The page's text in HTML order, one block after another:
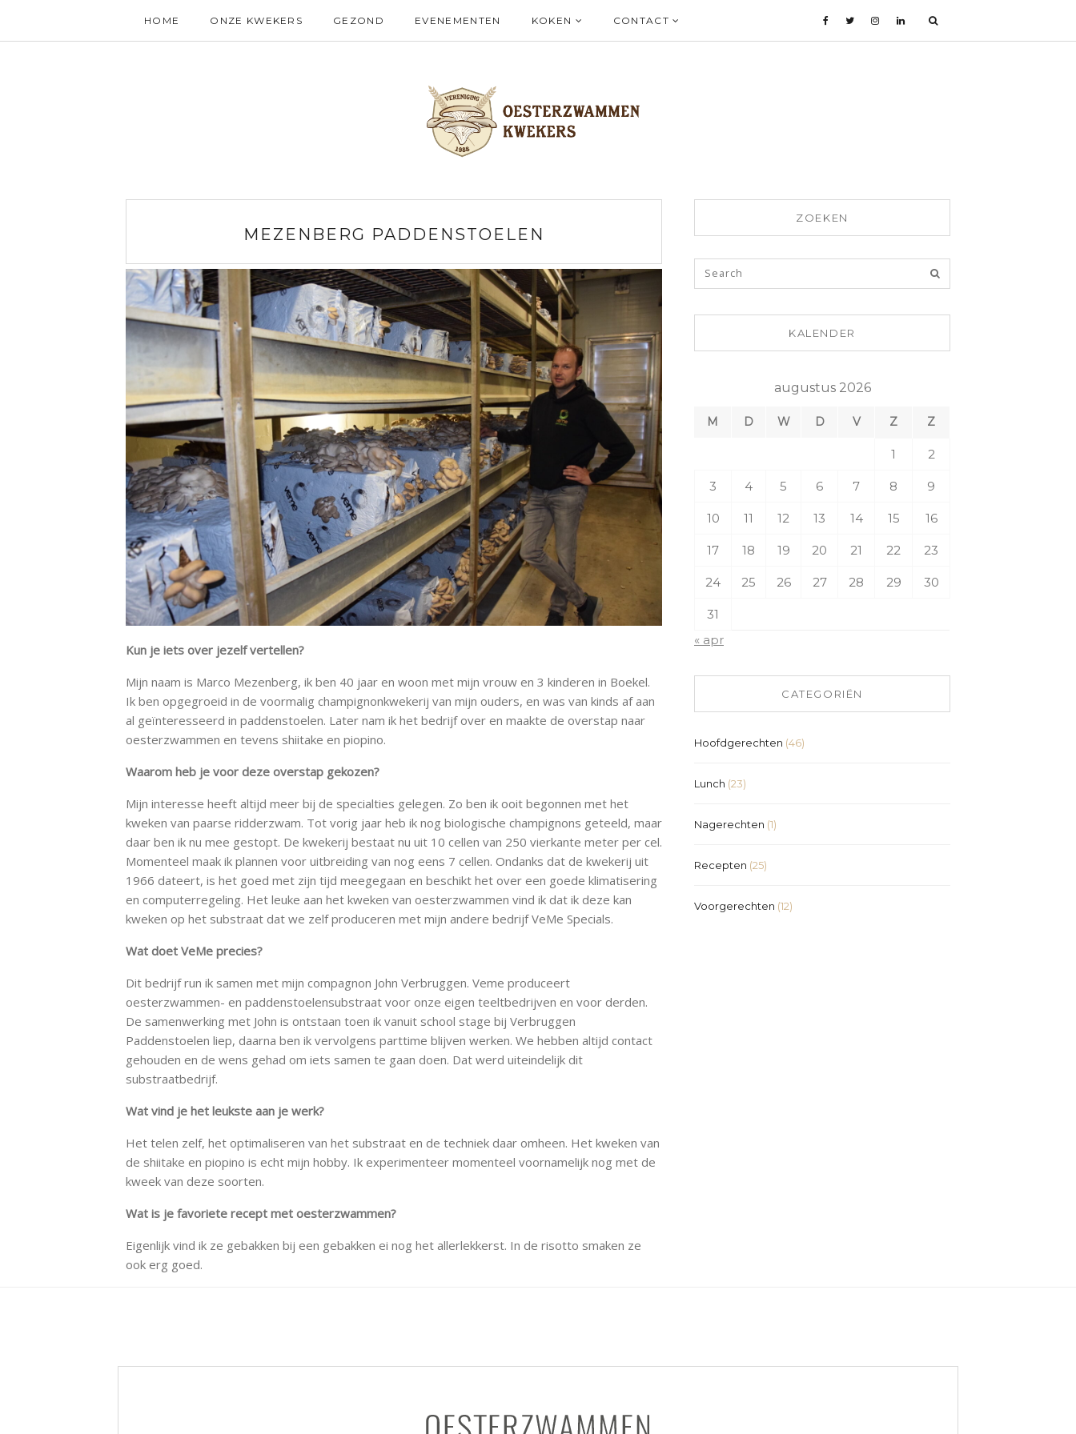
HOME ONZE KWEKERS GEZOND EVENEMENTEN KOKEN CONTACT
MEZENBERG PADDENSTOELEN
Kun je iets over jezelf vertellen?
Mijn naam is Marco Mezenberg, ik ben 40 jaar en woon met mijn vrouw en 3 kinderen in Boekel.
Ik ben opgegroeid in de voormalig champignonkwekerij van mijn ouders, en was van kinds af aan
al geïnteresseerd in paddenstoelen. Later nam ik het bedrijf over en maakte de overstap naar
oesterzwammen en tevens shiitake en piopino.
Waarom heb je voor deze overstap gekozen?
Mijn interesse heeft altijd meer bij de specialties gelegen. Zo ben ik ooit begonnen met het
kweken van paarse ridderzwam. Tot vorig jaar heb ik nog biologische champignons geteeld, maar
daar ben ik nu mee gestopt. De kwekerij bestaat nu uit 10 cellen van 250 vierkante meter per cel.
Momenteel maak ik plannen voor uitbreiding van nog eens 7 cellen. Ondanks dat de kwekerij uit
1966 dateert, is het goed met zijn tijd meegegaan en beschikt het over een goede klimatisering
en computerregeling. Het leuke aan het kweken van oesterzwammen vind ik dat ik deze kan
kweken op het substraat dat we zelf produceren met mijn andere bedrijf VeMe Specials.
Wat doet VeMe precies?
Dit bedrijf run ik samen met mijn compagnon John Verbruggen. Veme produceert
oesterzwammen- en paddenstoelensubstraat voor onze eigen teeltbedrijven en voor derden.
De samenwerking met John is ontstaan toen ik vanuit school stage bij Verbruggen
Paddenstoelen liep, daarna ben ik vervolgens parttime blijven werken. We hebben altijd contact
gehouden en de wens gehad om iets samen te gaan doen. Dat werd uiteindelijk dit
substraatbedrijf.
Wat vind je het leukste aan je werk?
Het telen zelf, het optimaliseren van het substraat en de techniek daar omheen. Het kweken van
de shiitake en piopino is echt mijn hobby. Ik experimenteer momenteel voornamelijk nog met de
kweek van deze soorten.
Wat is je favoriete recept met oesterzwammen?
Eigenlijk vind ik ze gebakken bij een gebakken ei nog het allerlekkerst. In de risotto smaken ze
ook erg goed.
ZOEKEN
KALENDER
augustus 2026
M D W D V Z Z
1 2
3 4 5 6 7 8 9
10 11 12 13 14 15 16
17 18 19 20 21 22 23
24 25 26 27 28 29 30
31
« apr
CATEGORIËN
Hoofdgerechten (46)
Lunch (23)
Nagerechten (1)
Recepten (25)
Voorgerechten (12)